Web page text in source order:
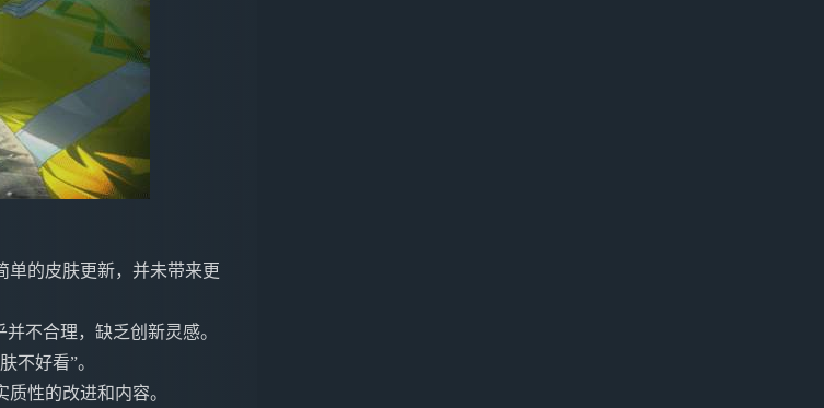
单的皮肤更新，并未带来更
不合理，缺乏创新灵感。
不好看”。
性的改进和内容。